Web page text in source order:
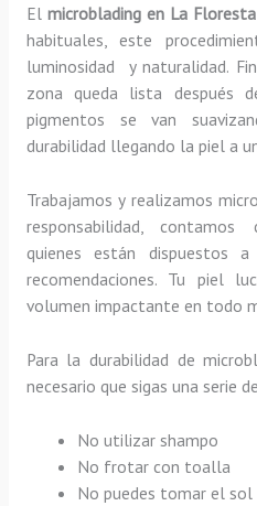
El microblading en La Floresta
habituales, este
luminosidad y naturalidad.
zona queda lista después
pigmentos se van
durabilidad llegando la piel a
Trabajamos y realizamos
responsabilidad,
quienes están dispuestos
recomendaciones. Tu piel
volumen impactante en todo
Para la durabilidad de
necesario que sigas una serie
No utilizar shampo
No frotar con toalla
No puedes tomar el sol